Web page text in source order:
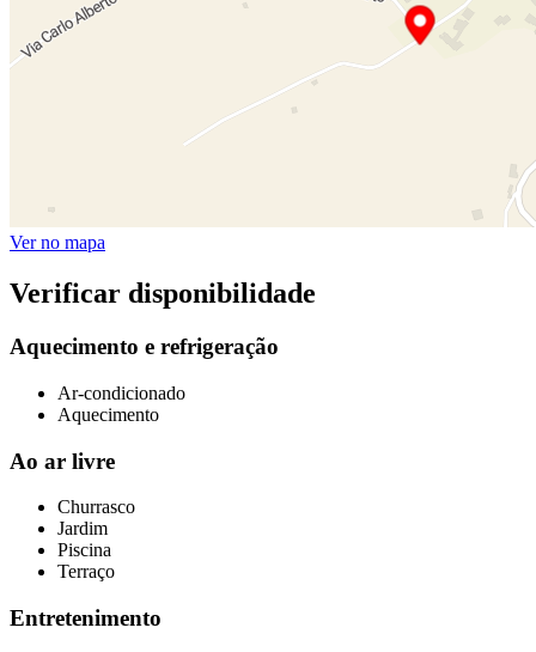
Ver no mapa
Verificar disponibilidade
Aquecimento e refrigeração
Ar-condicionado
Aquecimento
Ao ar livre
Churrasco
Jardim
Piscina
Terraço
Entretenimento